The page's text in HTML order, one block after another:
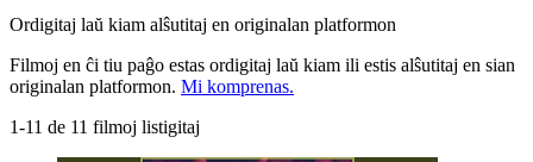
Ordigitaj laŭ kiam alŝutitaj en originalan platformon
Filmoj en ĉi tiu paĝo estas ordigitaj laŭ kiam ili estis alŝutitaj en sian
originalan platformon. Mi komprenas.
1-11 de 11 filmoj listigitaj